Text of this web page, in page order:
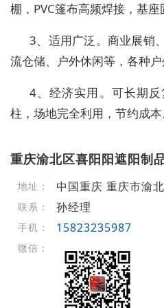
棚，PVC篷布高频焊接，基座
3、适用广泛。商业展销
流仓储、户外休闲等，各种户
4、经济实用。可长期
柱，场地完全利用，节约成本
重庆渝北区喜阳阳遮阳制
地址： 中国重庆 重庆市渝
联系： 孙经理
手机： 15823235987
微信：